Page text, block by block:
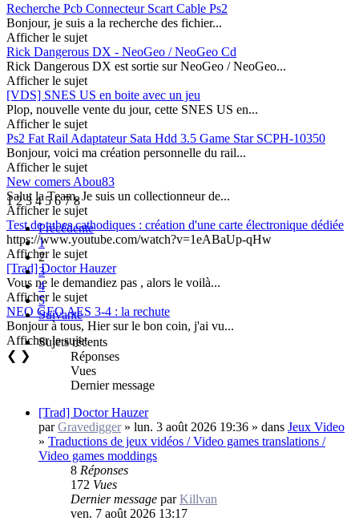
Recherche Pcb Connecteur Scart Cable Ps2
Bonjour, je suis a la recherche des fichier...
Afficher le sujet
Rick Dangerous DX - NeoGeo / NeoGeo Cd
Rick Dangerous DX est sortie sur NeoGeo / NeoGeo...
Afficher le sujet
[VDS] SNES US en boite avec un jeu
Plop, nouvelle vente du jour, cette SNES US en...
Afficher le sujet
Ps2 Fat Rail Adaptateur Sata Hdd 3.5 Game Star SCPH-10350
Bonjour, voici ma création personnelle du rail...
Afficher le sujet
New comers Abou83
Salut la Team, Je suis un collectionneur de...
Afficher le sujet
Test de tubes cathodiques : création d'une carte électronique dédiée
https://www.youtube.com/watch?v=1eABaUp-qHw
Afficher le sujet
[Trad] Doctor Hauzer
Vous ne le demandiez pas , alors le voilà...
Afficher le sujet
NEO GEO AES 3-4 : la rechute
Bonjour à tous, Hier sur le bon coin, j'ai vu...
Afficher le sujet
❮ ❯
1 2 3 4 5 6 7 8
Précédente
1
2
3
4
5
Suivante
Sujets récents
Réponses
Vues
Dernier message
[Trad] Doctor Hauzer
parGravedigger» lun. 3 août 2026 19:36 » dans Jeux Video
» Traductions de jeux vidéos / Video games translations /
Video games moddings
8 Réponses
172 Vues
Dernier message parKillvan
ven. 7 août 2026 13:17